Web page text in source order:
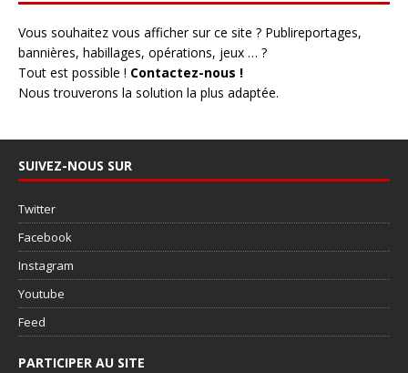
Vous souhaitez vous afficher sur ce site ? Publireportages,
bannières, habillages, opérations, jeux … ?
Tout est possible ! Contactez-nous !
Nous trouverons la solution la plus adaptée.
SUIVEZ-NOUS SUR
Twitter
Facebook
Instagram
Youtube
Feed
PARTICIPER AU SITE